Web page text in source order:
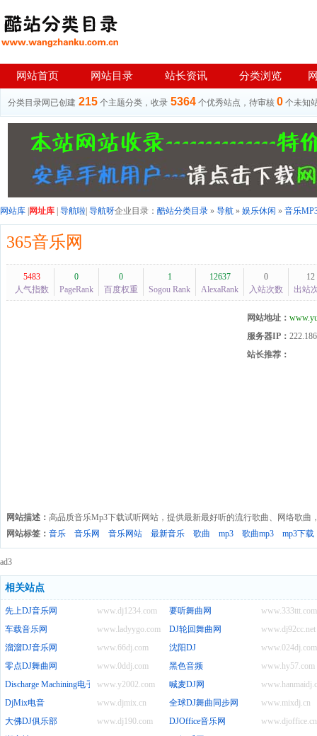
网站首页 网站目录 站长资讯 分类浏览
分类目录网已创建 215 个主题分类，收录 5364 个优秀站点，待审核 0 个未知
网站库 网址库 导航啦 导航呀企业目录： 酷站分类目录 » 导航 » 娱乐休闲 » 音乐
365音乐网
5483
人气指数
0
PageRank
0
百度权重
1
Sogou Rank
12637
AlexaRank
0
入站次数
12
出站
网站地址：
服务器IP：
站长推荐：
网站描述： 高品质音乐Mp3下载试听网站，提供最新最好听的流行歌曲、网络歌曲
网站标签： 音乐 音乐网 音乐网站 最新音乐 歌曲 mp3 歌曲mp3 mp3下载
ad3
相关站点
www.dj1234.com
先上DJ音乐网 www.333ttt.com
要听舞曲网
www.ladyygo.com
车载音乐网 www.dj92cc.net
DJ轮回舞曲网
www.66dj.com
溜溜DJ音乐网 www.024dj.com
沈阳DJ
www.0ddj.com
零点DJ舞曲网 www.hy57.com
黑色音频
www.y2002.com
Discharge Machining电子DJ舞曲
喊麦DJ网
www.djmix.cn
DjMix电音 www.mixdj.cn
全球DJ舞曲同步网
www.dj190.com
大佛DJ俱乐部 www.djoffice.cn
DJOffice音乐网